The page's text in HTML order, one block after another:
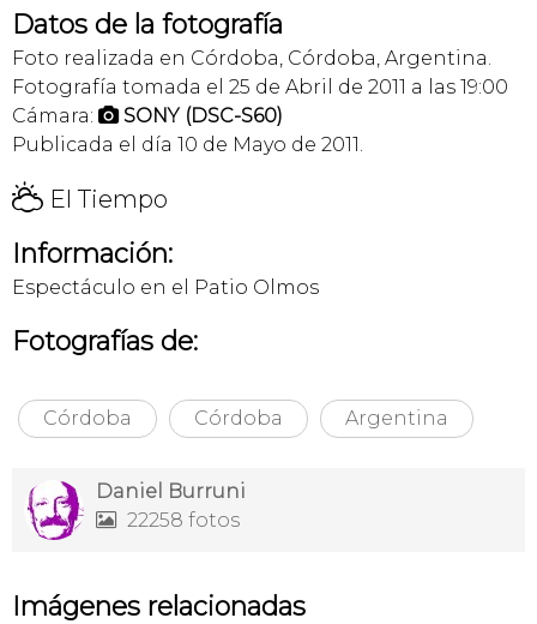
Datos de la fotografía
Foto realizada en Córdoba, Córdoba, Argentina.
Fotografía tomada el 25 de Abril de 2011 a las 19:00
Cámara:  SONY (DSC-S60)
Publicada el día 10 de Mayo de 2011.
H El Tiempo
Información:
Espectáculo en el Patio Olmos
Fotografías de:
Córdoba Córdoba Argentina
Daniel Burruni
 22258 fotos
Imágenes relacionadas